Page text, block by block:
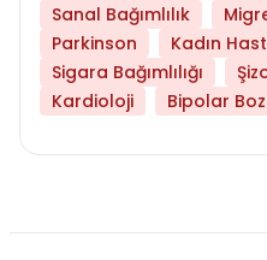
Sanal Bağımlılık
Parkinson
Kadın
Sigara Bağımlılığı
Kardioloji
Bipolar